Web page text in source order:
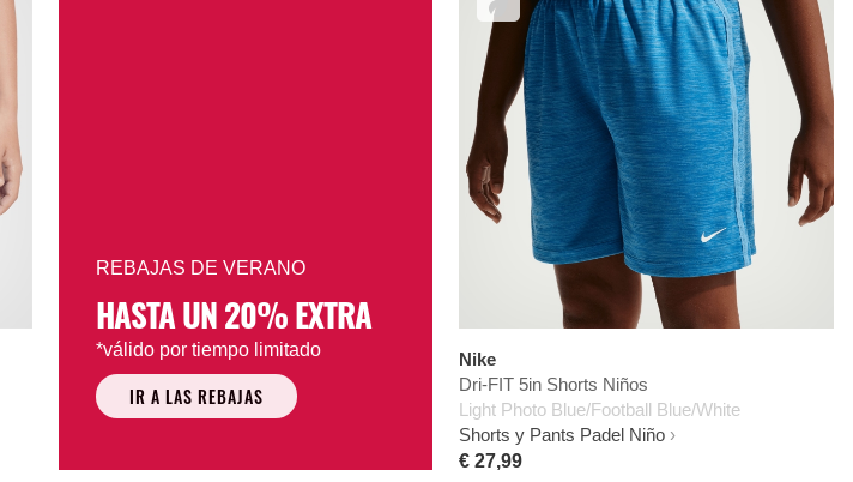
REBAJAS DE VERANO
HASTA UN 20% EXTRA
*válido por tiempo limitado
IR A LAS REBAJAS
Nike
Dri-FIT 5in Shorts Niños
Light Photo Blue/Football Blue/White
Shorts y Pants Padel Niño
€ 27,99